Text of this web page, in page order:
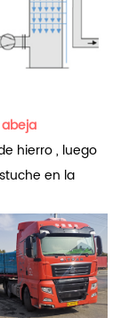
hierro , luego
en la